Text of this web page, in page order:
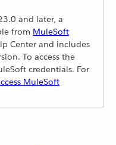
and later, a
from MuleSoft
Center and includes
To access the
credentials. For
MuleSoft